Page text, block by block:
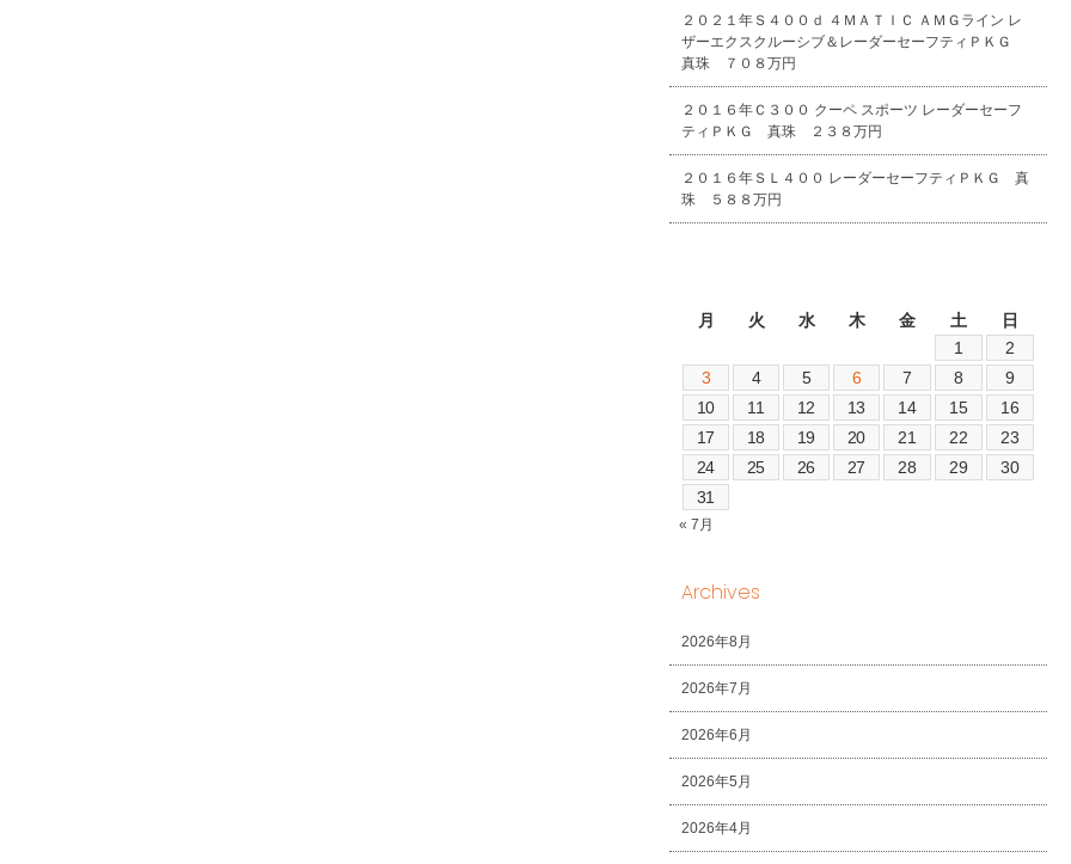
２０２１年Ｓ４００ｄ ４ＭＡＴＩＣ ＡＭＧライン レ
ザーエクスクルーシブ＆レーダーセーフティＰＫＧ
真珠 ７０８万円
２０１６年Ｃ３００ クーペ スポーツ レーダーセーフ
ティＰＫＧ 真珠 ２３８万円
２０１６年ＳＬ４００ レーダーセーフティＰＫＧ 真
珠 ５８８万円
月
火 水 木 金 土
日
1
2
3
4 5 6 7 8
9
10
11 12 13 14 15
16
17
18 19 20 21 22
23
24
25 26 27 28 29
30
31
« 7月
Archives
2026年8月
2026年7月
2026年6月
2026年5月
2026年4月